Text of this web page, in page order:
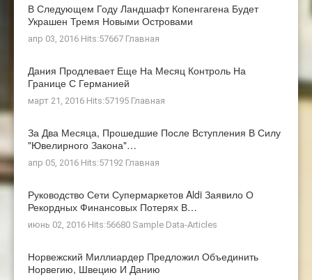
В Следующем Году Ландшафт Копенгагена Будет
Украшен Тремя Новыми Островами
апр 03, 2016 Hits:57667 Главная
Дания Продлевает Еще На Месяц Контроль На
Границе С Германией
март 21, 2016 Hits:57195 Главная
За Два Месяца, Прошедшие После Вступления В Силу
"ювелирного Закона"…
апр 05, 2016 Hits:57192 Главная
Руководство Сети Супермаркетов Aldi Заявило О
Рекордных Финансовых Потерях В…
июнь 02, 2016 Hits:56680 Sample Data-Articles
Норвежский Миллиардер Предложил Объединить
Норвегию, Швецию И Данию